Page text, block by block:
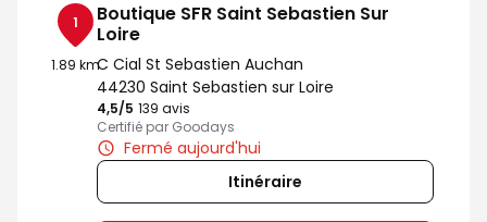
1
1.89 km
Boutique SFR Saint Sebastien Sur
Loire
C Cial St Sebastien Auchan
44230 Saint Sebastien sur Loire
4,5/5 Note de 4.5 sur 5
139 avis
Certifié par Goodays
Fermé aujourd'hui
Itinéraire